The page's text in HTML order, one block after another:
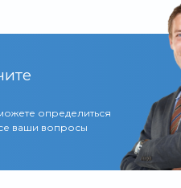
определиться
ваши вопросы